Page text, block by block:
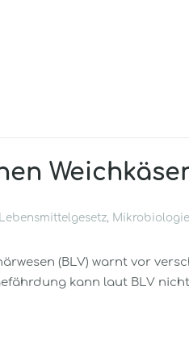
Lebensmittelgesetz, Mikrobiologie
(BLV) warnt vor
kann laut BLV